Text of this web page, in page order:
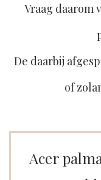
Vraag daarom
De daarbij
of
Acer